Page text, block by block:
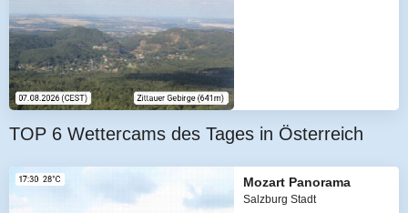
TOP 6 Wettercams des Tages in Österreich
Mozart Panorama
Salzburg Stadt